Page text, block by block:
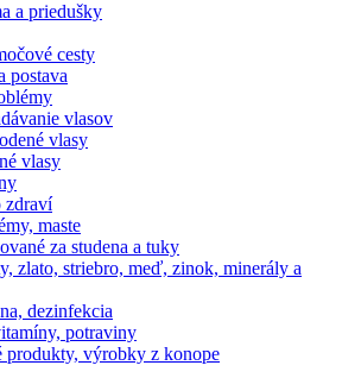
a priedušky
cesty
postava
vlasov
vlasy
vlasy
zdraví
maste
za studena a tuky
zlato, striebro, meď, zinok, minerály a
dezinfekcia
potraviny
produkty, výrobky z konope